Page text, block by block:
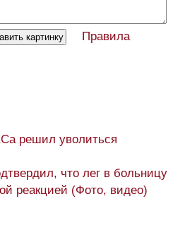
Правила
решил уволиться
что лег в больницу
реакцией (Фото, видео)